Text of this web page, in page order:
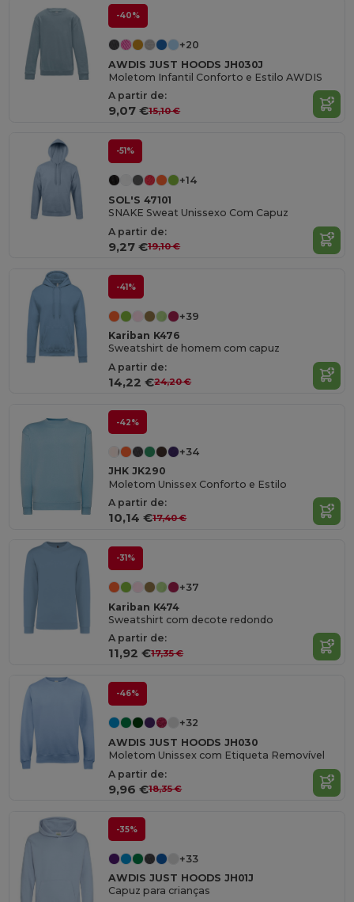
-40%
+20
AWDIS JUST HOODS JH030J
Moletom Infantil Conforto e Estilo AWDIS
A partir de:
9,07 €15,10 €
-51%
+14
SOL'S 47101
SNAKE Sweat Unissexo Com Capuz
A partir de:
9,27 €19,10 €
-41%
+39
Kariban K476
Sweatshirt de homem com capuz
A partir de:
14,22 €24,20 €
-42%
+34
JHK JK290
Moletom Unissex Conforto e Estilo
A partir de:
10,14 €17,40 €
-31%
+37
Kariban K474
Sweatshirt com decote redondo
A partir de:
11,92 €17,35 €
-46%
+32
AWDIS JUST HOODS JH030
Moletom Unissex com Etiqueta Removível
A partir de:
9,96 €18,35 €
-35%
+33
AWDIS JUST HOODS JH01J
Capuz para crianças